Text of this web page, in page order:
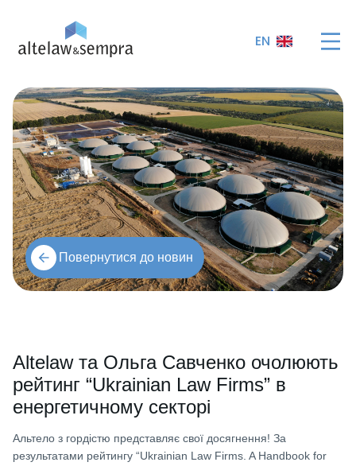
EN
Повернутися до новин
Altelaw та Ольга Савченко очолюють
рейтинг “Ukrainian Law Firms” в
енергетичному секторі
Альтело з гордістю представляє свої досягнення! За
результатами рейтингу “Ukrainian Law Firms. A Handbook for